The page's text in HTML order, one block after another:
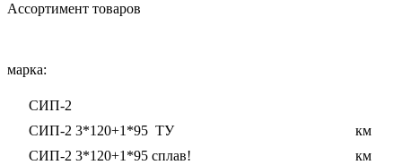
Ассортимент товаров
марка:
СИП-2
СИП-2 3*120+1*95 ТУ
км
СИП-2 3*120+1*95 сплав!
км